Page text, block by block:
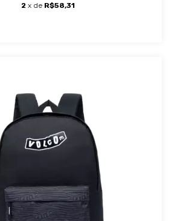
2 x de R$58,31